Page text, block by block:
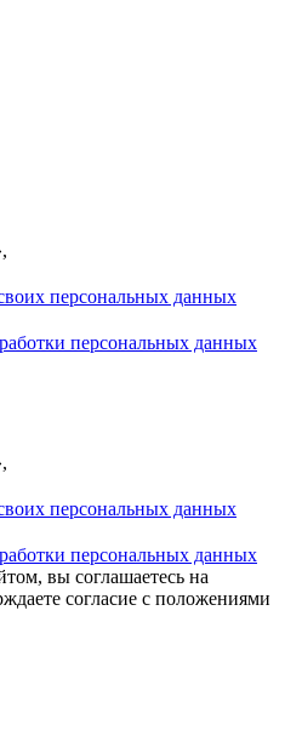
персональных данных
персональных данных
персональных данных
персональных данных
вы соглашаетесь на
согласие с положениями